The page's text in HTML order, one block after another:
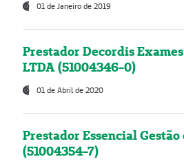
01 de Janeiro de 2019
Prestador Decordis
LTDA (51004346-0)
01 de Abril de 2020
Prestador Essencial
(51004354-7)